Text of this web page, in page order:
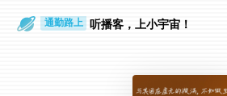
通勤路上 听播客，上小宇宙！